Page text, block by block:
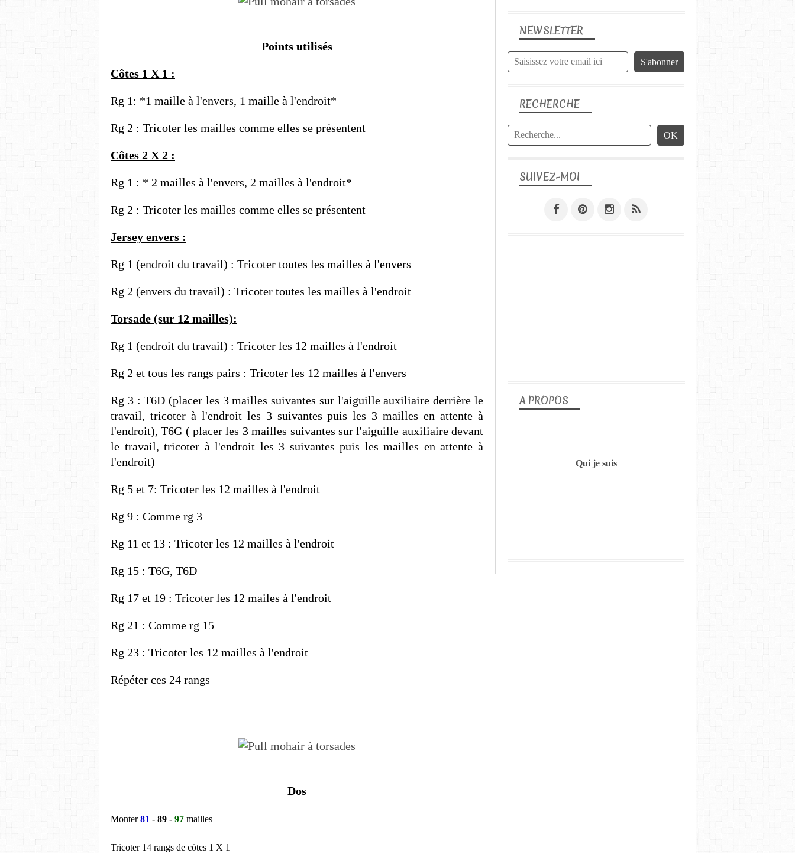
Points utilisés
Côtes 1 X 1 :
Rg 1: *1 maille à l'envers, 1 maille à l'endroit*
Rg 2 : Tricoter les mailles comme elles se présentent
Côtes 2 X 2 :
Rg 1 : * 2 mailles à l'envers, 2 mailles à l'endroit*
Rg 2 : Tricoter les mailles comme elles se présentent
Jersey envers :
Rg 1 (endroit du travail) : Tricoter toutes les mailles à l'envers
Rg 2 (envers du travail) : Tricoter toutes les mailles à l'endroit
Torsade (sur 12 mailles):
Rg 1 (endroit du travail) : Tricoter les 12 mailles à l'endroit
Rg 2 et tous les rangs pairs : Tricoter les 12 mailles à l'envers
Rg 3 : T6D (placer les 3 mailles suivantes sur l'aiguille auxiliaire derrière le
travail, tricoter à l'endroit les 3 suivantes puis les 3 mailles en attente à
l'endroit), T6G ( placer les 3 mailles suivantes sur l'aiguille auxiliaire devant
le travail, tricoter à l'endroit les 3 suivantes puis les mailles en attente à
l'endroit)
Rg 5 et 7: Tricoter les 12 mailles à l'endroit
Rg 9 : Comme rg 3
Rg 11 et 13 : Tricoter les 12 mailles à l'endroit
Rg 15 : T6G, T6D
Rg 17 et 19 : Tricoter les 12 mailes à l'endroit
Rg 21 : Comme rg 15
Rg 23 : Tricoter les 12 mailles à l'endroit
Répéter ces 24 rangs
Dos
Monter81 - 89 - 97 mailles
Tricoter 14 rangs de côtes 1 X 1
NEWSLETTER
SUIVEZ-MOI
RECHERCHE
A PROPOS
Qui je suis